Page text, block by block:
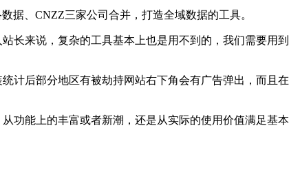
据、CNZZ三家公司合并，打造全域数据的工具。
长来说，复杂的工具基本上也是用不到的，我们需要用到
计后部分地区有被劫持网站右下角会有广告弹出，而且在
功能上的丰富或者新潮，还是从实际的使用价值满足基本